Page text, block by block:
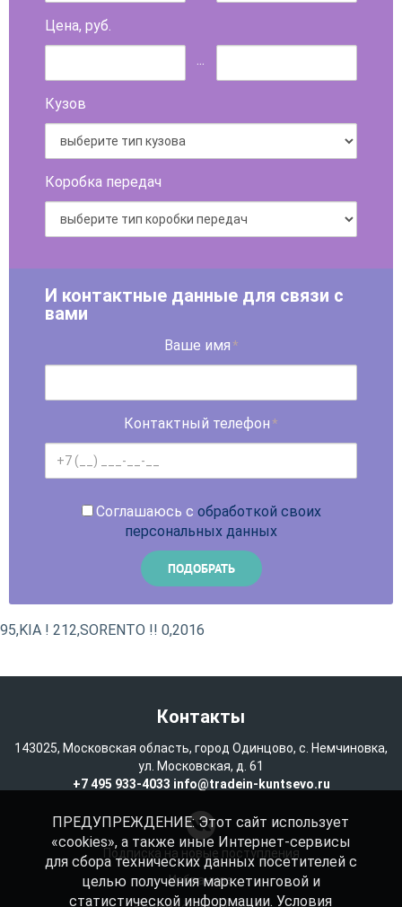
Цена, руб.
...
Кузов
Коробка передач
И контактные данные для связи с
вами
Ваше имя *
Контактный телефон *
Соглашаюсь с обработкой своих
персональных данных
95,KIA ! 212,SORENTO !! 0,2016
Контакты
143025, Московская область, город Одинцово, с. Немчиновка,
ул. Московская, д. 61
+7 495 933-4033 info@tradein-kuntsevo.ru
Подписка на новые поступления
Избранное
ПРЕДУПРЕЖДЕНИЕ: Этот сайт использует
«cookies», а также иные Интернет-сервисы
для сбора технических данных посетителей с
целью получения маркетинговой и
статистической информации. Условия